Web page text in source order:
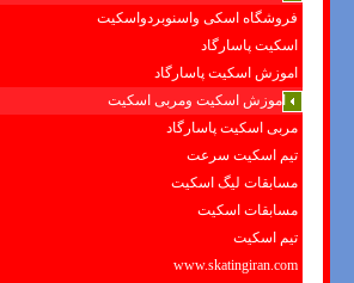
فروشگاه اسکی واسنوبردواسکیت
اسکیت پاسارگاد
اموزش اسکیت پاسارگاد
اموزش اسکیت ومربی اسکیت
مربی اسکیت پاسارگاد
تیم اسکیت سرعت
مسابقات لیگ اسکیت
مسابقات اسکیت
تیم اسکیت
www.skatingiran.com